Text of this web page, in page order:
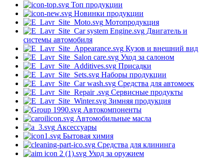
Топ продукции
Новинки продукции
Мотопродукция
Двигатель и
системы автомобиля
Кузов и внешний вид
Уход за салоном
Присадки
Наборы продукции
Средства для автомоек
Сервисные продукты
Зимняя продукция
Автокомпоненты
Автомобильные масла
Аксессуары
Бытовая химия
Средства для клининга
Уход за оружием